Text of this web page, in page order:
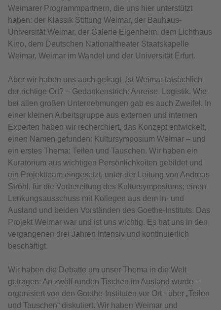
Weimarer Programmpartnern, die uns hier unterstützt
haben: der Klassik Stiftung Weimar, der Bauhaus-
Universität Weimar, der Galerie Eigenheim, dem Lichthaus
Kino, dem Deutschen Nationaltheater Staatskapelle
Weimar, Weimar im Wandel und der Universität Erfurt.
Aber wir haben uns auch gefragt „Ist Weimar tatsächlich
der richtige Ort? – Gedankenstrich: Anreise, Logistik. Wie
bei allen großen Unternehmungen gab es auch Zweifel. In
einer kleinen Arbeitsgruppe aus externen und internen
Experten haben wir recherchiert, das Konzept entwickelt,
einen Namen gefunden: Kultursymposium Weimar – und
ein erstes Thema: Teilen und Tauschen. Wir haben ein
Kuratorium aus wichtigen Persönlichkeiten gebildet und
ein Projektteam eingesetzt, unter der Leitung von Andreas
Ströhl, für die Vorbereitung des Kultursymposiums; einen
Lenkungsausschuss mit Kollegen aus dem In- und
Ausland und beiden Vorständen des Goethe-Instituts. Das
Projekt Weimar war und ist uns wichtig. Es hat uns in den
vergangenen drei Jahren intensiv und kontinuierlich
beschäftigt.
Wir haben die Debatte um unser Thema in die Welt
getragen: An zwölf runden Tischen im Ausland wurde –
organisiert von den Goethe-Instituten vor Ort - über „Teilen
und Tauschen“ diskutiert. Wir haben Weimar und